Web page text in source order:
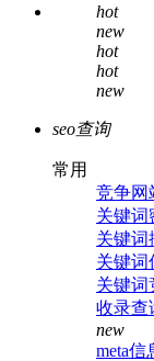
hot
new
hot
hot
new
seo查询
常用
竞争网
关键词
关键词
关键词
关键词
收录查
new
meta信